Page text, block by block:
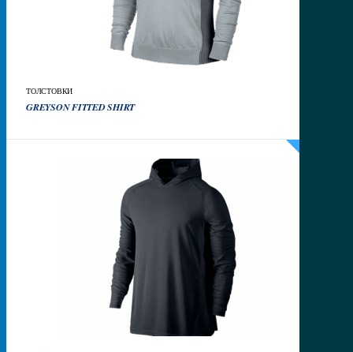
ТОЛСТОВКИ
GREYSON FITTED SHIRT
РАСПРОДАЖА!